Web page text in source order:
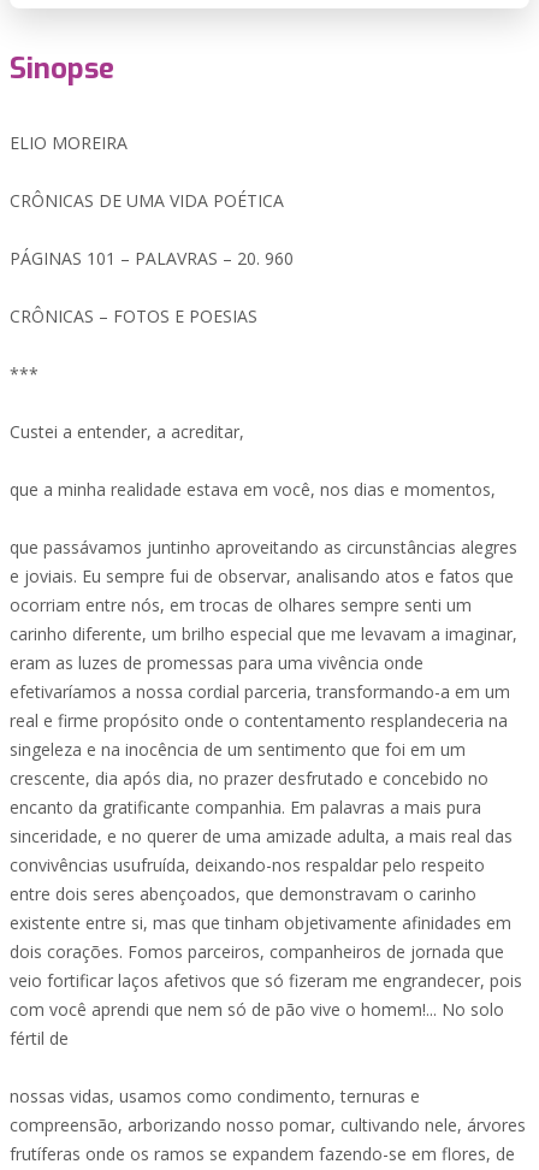
Sinopse
ELIO MOREIRA
CRÔNICAS DE UMA VIDA POÉTICA
PÁGINAS 101 – PALAVRAS – 20. 960
CRÔNICAS – FOTOS E POESIAS
***
Custei a entender, a acreditar,
que a minha realidade estava em você, nos dias e momentos,
que passávamos juntinho aproveitando as circunstâncias alegres
e joviais. Eu sempre fui de observar, analisando atos e fatos que
ocorriam entre nós, em trocas de olhares sempre senti um
carinho diferente, um brilho especial que me levavam a imaginar,
eram as luzes de promessas para uma vivência onde
efetivaríamos a nossa cordial parceria, transformando-a em um
real e firme propósito onde o contentamento resplandeceria na
singeleza e na inocência de um sentimento que foi em um
crescente, dia após dia, no prazer desfrutado e concebido no
encanto da gratificante companhia. Em palavras a mais pura
sinceridade, e no querer de uma amizade adulta, a mais real das
convivências usufruída, deixando-nos respaldar pelo respeito
entre dois seres abençoados, que demonstravam o carinho
existente entre si, mas que tinham objetivamente afinidades em
dois corações. Fomos parceiros, companheiros de jornada que
veio fortificar laços afetivos que só fizeram me engrandecer, pois
com você aprendi que nem só de pão vive o homem!... No solo
fértil de
nossas vidas, usamos como condimento, ternuras e
compreensão, arborizando nosso pomar, cultivando nele, árvores
frutíferas onde os ramos se expandem fazendo-se em flores, de